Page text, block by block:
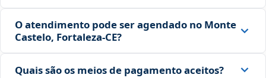
O atendimento pode ser agendado no Monte
Castelo, Fortaleza‑CE?
Quais são os meios de pagamento aceitos?